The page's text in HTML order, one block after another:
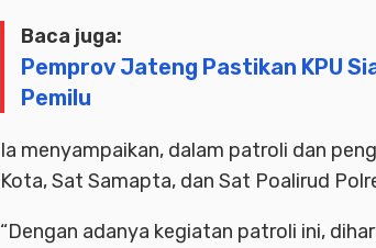
Baca juga:
Pemprov Jateng Pastikan KPU
Pemilu
Ia menyampaikan, dalam patroli dan
Kota, Sat Samapta, dan Sat Poalirud
“Dengan adanya kegiatan patroli ini,